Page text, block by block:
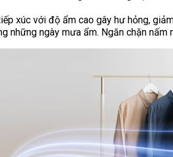
xúc với độ ẩm cao gây hư hỏng,
những ngày mưa ẩm. Ngăn chặn